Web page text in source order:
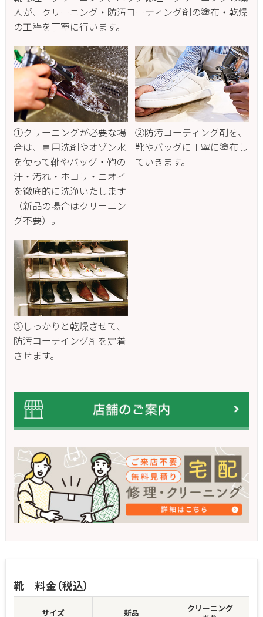
人が、クリーニング・防汚コーティング剤の塗布・乾燥
の工程を丁寧に行います。
①クリーニングが必要な場
合は、専用洗剤やオゾン水
を使って靴やバッグ・鞄の
汗・汚れ・ホコリ・ニオイ
を徹底的に洗浄いたします
（新品の場合はクリーニン
グ不要）。
②防汚コーティング剤を、
靴やバッグに丁寧に塗布し
ていきます。
③しっかりと乾燥させて、
防汚コーテイング剤を定着
させます。
靴 料金（税込）
サイズ 新品
クリーニング